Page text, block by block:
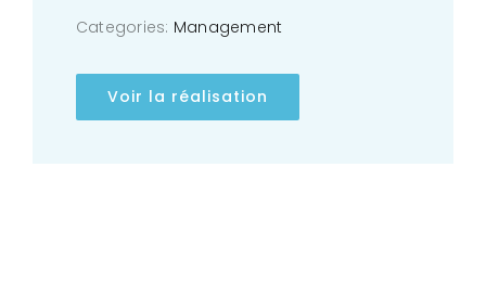
Categories: Management
Voir la réalisation